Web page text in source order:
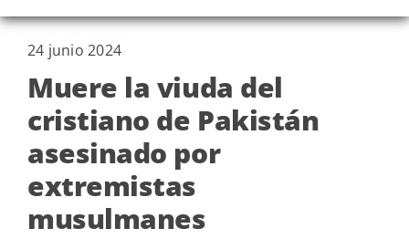
24 junio 2024
Muere la viuda del
cristiano de Pakistán
asesinado por
extremistas
musulmanes